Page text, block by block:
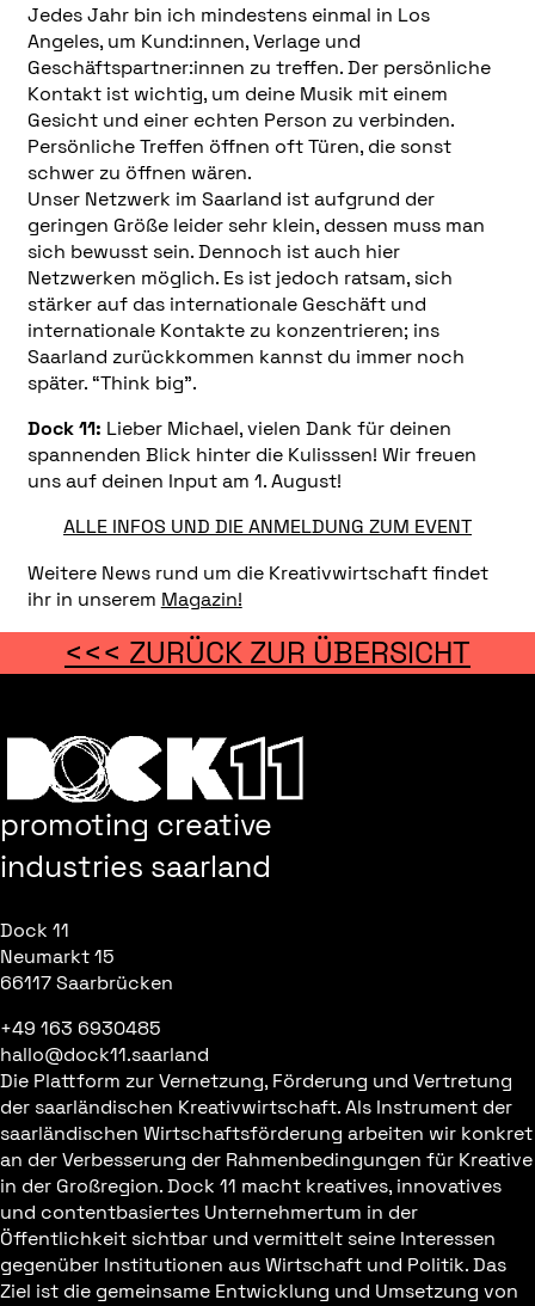
Jedes Jahr bin ich mindestens einmal in Los
Angeles, um Kund:innen, Verlage und
Geschäftspartner:innen zu treffen. Der persönliche
Kontakt ist wichtig, um deine Musik mit einem
Gesicht und einer echten Person zu verbinden.
Persönliche Treffen öffnen oft Türen, die sonst
schwer zu öffnen wären.
Unser Netzwerk im Saarland ist aufgrund der
geringen Größe leider sehr klein, dessen muss man
sich bewusst sein. Dennoch ist auch hier
Netzwerken möglich. Es ist jedoch ratsam, sich
stärker auf das internationale Geschäft und
internationale Kontakte zu konzentrieren; ins
Saarland zurückkommen kannst du immer noch
später. “Think big”.
Dock 11: Lieber Michael, vielen Dank für deinen
spannenden Blick hinter die Kulisssen! Wir freuen
uns auf deinen Input am 1. August!
ALLE INFOS UND DIE ANMELDUNG ZUM EVENT
Weitere News rund um die Kreativwirtschaft findet
ihr in unserem Magazin!
<<< ZURÜCK ZUR ÜBERSICHT
promoting creative
industries saarland
Dock 11
Neumarkt 15
66117 Saarbrücken
+49 163 6930485
hallo@dock11.saarland
Die Plattform zur Vernetzung, Förderung und Vertretung
der saarländischen Kreativwirtschaft. Als Instrument der
saarländischen Wirtschaftsförderung arbeiten wir konkret
an der Verbesserung der Rahmenbedingungen für Kreative
in der Großregion. Dock 11 macht kreatives, innovatives
und contentbasiertes Unternehmertum in der
Öffentlichkeit sichtbar und vermittelt seine Interessen
gegenüber Institutionen aus Wirtschaft und Politik. Das
Ziel ist die gemeinsame Entwicklung und Umsetzung von